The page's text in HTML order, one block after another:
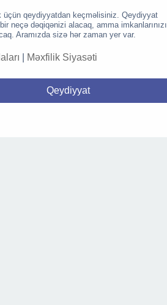
üçün qeydiyyatdan keçməlisiniz. Qeydiyyat
neçə dəqiqənizi alacaq, amma imkanlarınızı
Aramızda sizə hər zaman yer var.
Məxfilik Siyasəti
Qeydiyyat